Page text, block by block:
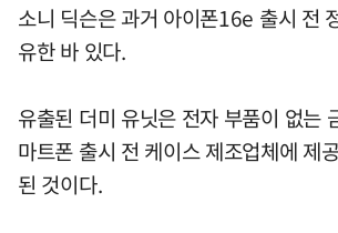
소니 딕슨은 과거 아이폰16e 출시 전
유한 바 있다.
유출된 더미 유닛은 전자 부품이 없는
마트폰 출시 전 케이스 제조업체에 제
된 것이다.